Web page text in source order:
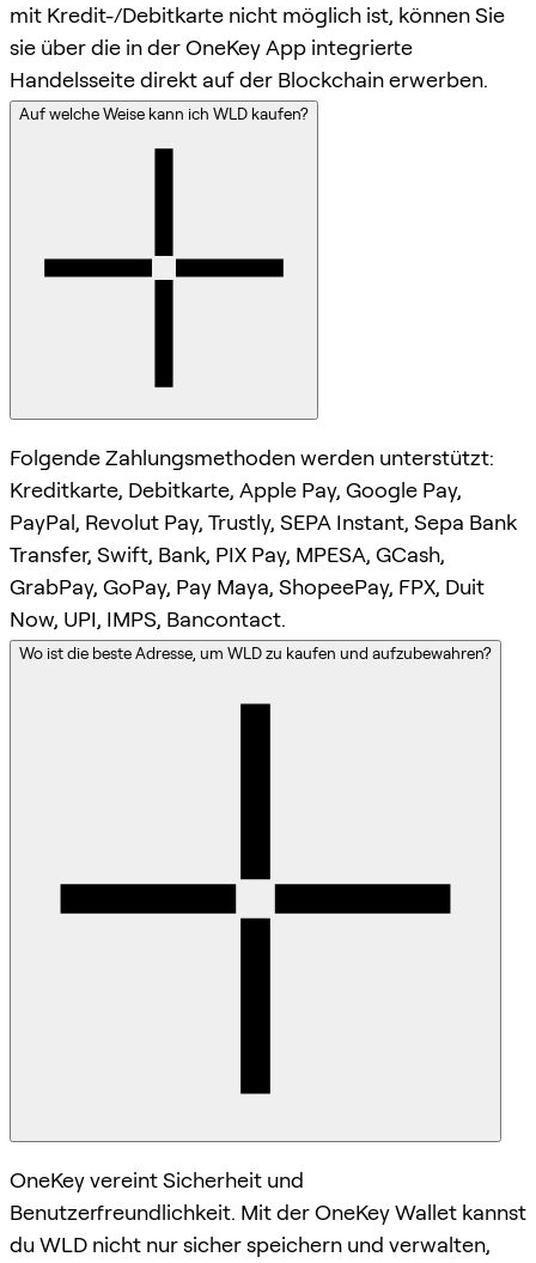
mit Kredit-/Debitkarte nicht möglich ist, können Sie
sie über die in der OneKey App integrierte
Handelsseite direkt auf der Blockchain erwerben.
Auf welche Weise kann ich WLD kaufen?
Folgende Zahlungsmethoden werden unterstützt:
Kreditkarte, Debitkarte, Apple Pay, Google Pay,
PayPal, Revolut Pay, Trustly, SEPA Instant, Sepa Bank
Transfer, Swift, Bank, PIX Pay, MPESA, GCash,
GrabPay, GoPay, Pay Maya, ShopeePay, FPX, Duit
Now, UPI, IMPS, Bancontact.
Wo ist die beste Adresse, um WLD zu kaufen und aufzubewahren?
OneKey vereint Sicherheit und
Benutzerfreundlichkeit. Mit der OneKey Wallet kannst
du WLD nicht nur sicher speichern und verwalten,